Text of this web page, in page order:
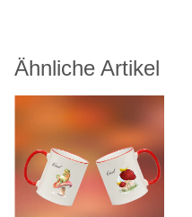
Ähnliche Artikel